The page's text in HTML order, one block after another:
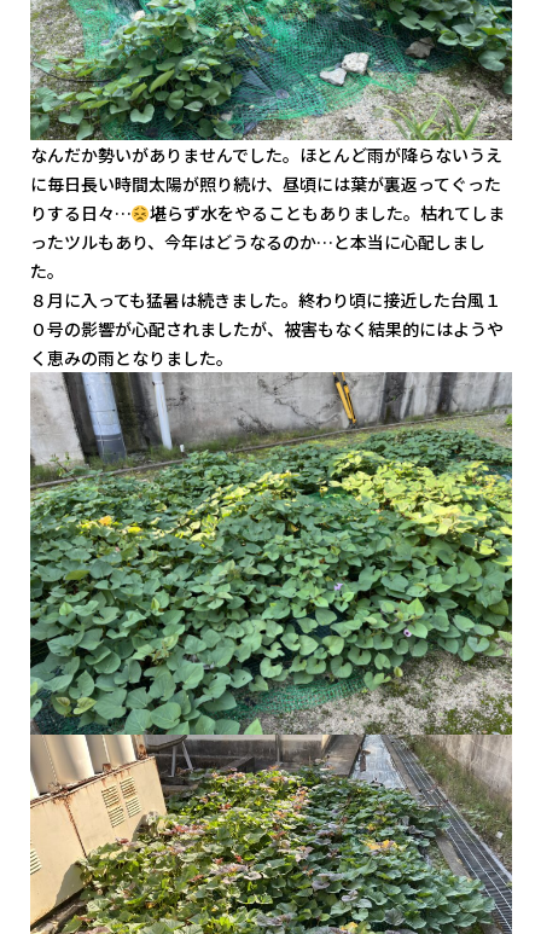
なんだか勢いがありませんでした。ほとんど雨が降らないうえ
に毎日長い時間太陽が照り続け、昼頃には葉が裏返ってぐった
りする日々…
堪らず水をやることもありました。枯れてしま
ったツルもあり、今年はどうなるのか…と本当に心配しまし
た。
８月に入っても猛暑は続きました。終わり頃に接近した台風１
０号の影響が心配されましたが、被害もなく結果的にはようや
く恵みの雨となりました。